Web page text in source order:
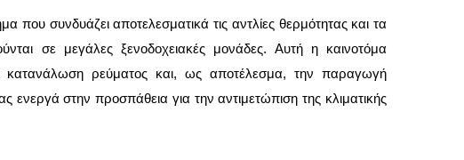
που συνδυάζει αποτελεσματικά τις αντλίες θερμότητας και τα
σε μεγάλες ξενοδοχειακές μονάδες. Αυτή η καινοτόμα
κατανάλωση ρεύματος και, ως αποτέλεσμα, την παραγωγή
ενεργά στην προσπάθεια για την αντιμετώπιση της κλιματικής